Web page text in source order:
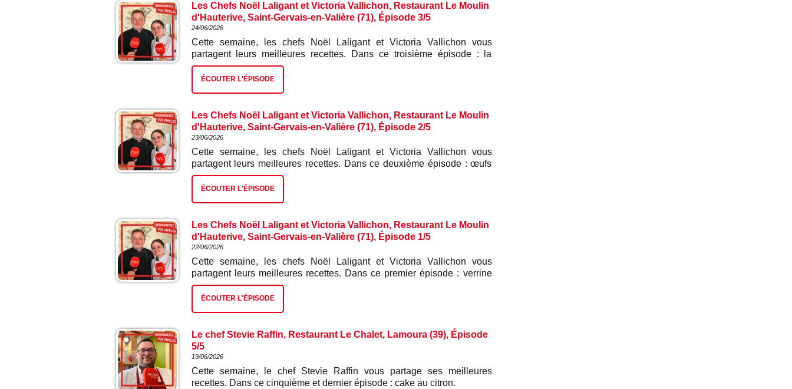
Les Chefs Noël Laligant et Victoria Vallichon, Restaurant Le Moulin
d'Hauterive, Saint-Gervais-en-Valière (71), Épisode 3/5
24/06/2026
Cette semaine, les chefs Noël Laligant et Victoria Vallichon vous
partagent leurs meilleures recettes. Dans ce troisième épisode : la
pochouse.
ÉCOUTER L'ÉPISODE
Les Chefs Noël Laligant et Victoria Vallichon, Restaurant Le Moulin
d'Hauterive, Saint-Gervais-en-Valière (71), Épisode 2/5
23/06/2026
Cette semaine, les chefs Noël Laligant et Victoria Vallichon vous
partagent leurs meilleures recettes. Dans ce deuxième épisode : œufs
en meurette sauce joue de bœuf.
ÉCOUTER L'ÉPISODE
Les Chefs Noël Laligant et Victoria Vallichon, Restaurant Le Moulin
d'Hauterive, Saint-Gervais-en-Valière (71), Épisode 1/5
22/06/2026
Cette semaine, les chefs Noël Laligant et Victoria Vallichon vous
partagent leurs meilleures recettes. Dans ce premier épisode : verrine
de saumon gravelax.
ÉCOUTER L'ÉPISODE
Le chef Stevie Raffin, Restaurant Le Chalet, Lamoura (39), Épisode
5/5
19/06/2026
Cette semaine, le chef Stevie Raffin vous partage ses meilleures
recettes. Dans ce cinquième et dernier épisode : cake au citron.